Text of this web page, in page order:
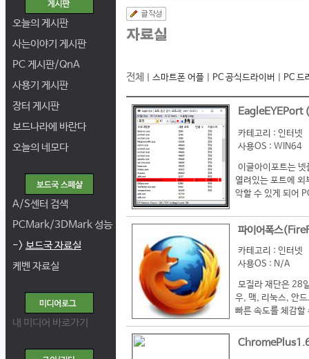
오늘의 게시판
사는이야기 게시판
PC 게시판/QnA
사용기 게시판
장터 게시판
보드나라에 바란다
오늘의 네모다
A/S센터 검색
PCMark/3DMark 성능
-> 보드국 자료실
케벤 자료실
내 미디어 바로가기
전체 스마트폰 어플 PC 공식드라이버 PC 드
EagleEYEPort
카테고리 : 인터넷
사용OS : WIN64
이글아이포트는
열려있는 포트에
악할 수 있게 되어
파이어폭스
카테고리 : 인터넷
사용OS : N/A
모질라 재단은 28
우, 맥, 리눅스, 안
빠른 속도를 체감